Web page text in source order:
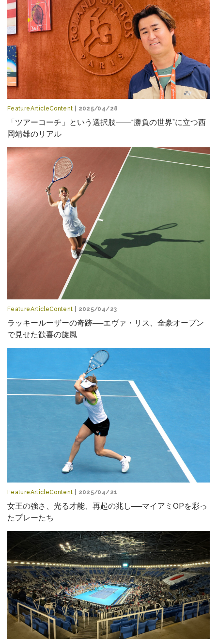
FeatureArticleContent | 2025/04/28
「ツアーコーチ」という選択肢――“勝負の世界”に立つ西
岡靖雄のリアル
FeatureArticleContent | 2025/04/23
ラッキールーザーの奇跡──エヴァ・リス、全豪オープン
で見せた歓喜の旋風
FeatureArticleContent | 2025/04/21
女王の強さ、光る才能、再起の兆し──マイアミOPを彩っ
たプレーたち